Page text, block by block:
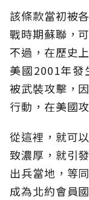
該條款當初被
戰時期蘇聯，
不過，在歷史
美國2001年
被武裝攻擊，
行動，在美國
從這裡，就可
致濃厚，就引
出兵當地，等
成為北約會員